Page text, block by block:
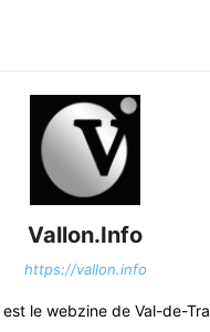
Vallon.Info
https://vallon.info
est le webzine de Val-de-